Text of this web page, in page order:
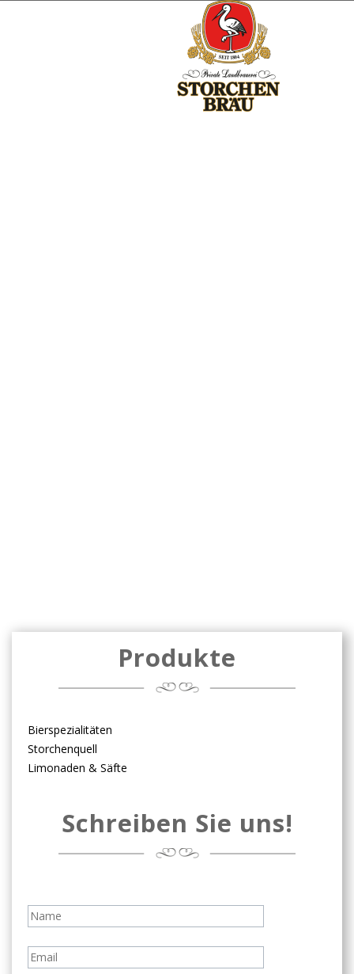
Produkte
Bierspezialitäten
Storchenquell
Limonaden & Säfte
Schreiben Sie uns!